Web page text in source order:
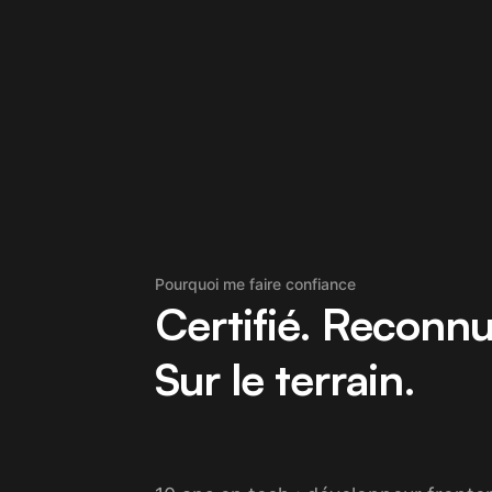
Pourquoi me faire confiance
Certifié.
Sur le terrain.